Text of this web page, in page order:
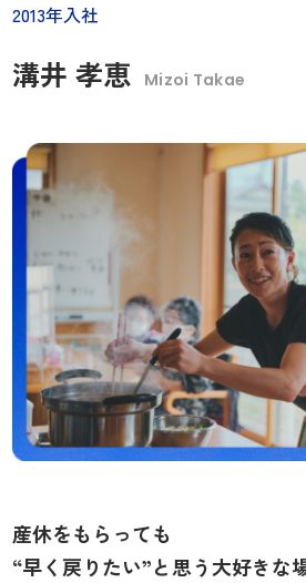
2013年入社
溝井 孝恵 Mizoi Takae
産休をもらっても
“早く戻りたい”と思う大好きな場